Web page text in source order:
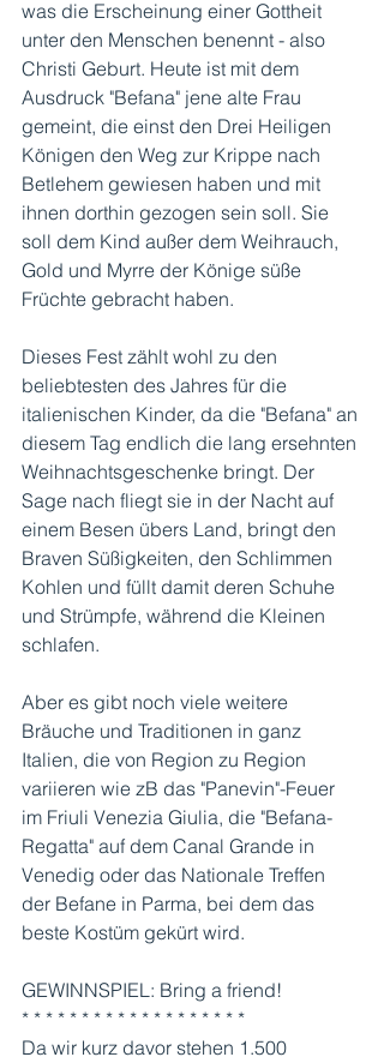
was die Erscheinung einer Gottheit
unter den Menschen benennt - also
Christi Geburt. Heute ist mit dem
Ausdruck "Befana" jene alte Frau
gemeint, die einst den Drei Heiligen
Königen den Weg zur Krippe nach
Betlehem gewiesen haben und mit
ihnen dorthin gezogen sein soll. Sie
soll dem Kind außer dem Weihrauch,
Gold und Myrre der Könige süße
Früchte gebracht haben.
Dieses Fest zählt wohl zu den
beliebtesten des Jahres für die
italienischen Kinder, da die "Befana" an
diesem Tag endlich die lang ersehnten
Weihnachtsgeschenke bringt. Der
Sage nach fliegt sie in der Nacht auf
einem Besen übers Land, bringt den
Braven Süßigkeiten, den Schlimmen
Kohlen und füllt damit deren Schuhe
und Strümpfe, während die Kleinen
schlafen.
Aber es gibt noch viele weitere
Bräuche und Traditionen in ganz
Italien, die von Region zu Region
variieren wie zB das "Panevin"-Feuer
im Friuli Venezia Giulia, die "Befana-
Regatta" auf dem Canal Grande in
Venedig oder das Nationale Treffen
der Befane in Parma, bei dem das
beste Kostüm gekürt wird.
GEWINNSPIEL: Bring a friend!
* * * * * * * * * * * * * * * * * * *
Da wir kurz davor stehen 1.500